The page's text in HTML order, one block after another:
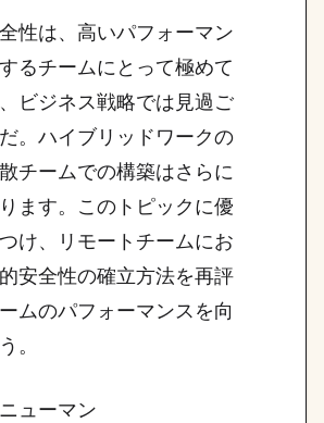
性は、高いパフォーマン
るチームにとって極めて
ビジネス戦略では見過ご
。ハイブリッドワークの
チームでの構築はさらに
ます。このトピックに優
け、リモートチームにお
安全性の確立方法を再評
ムのパフォーマンスを向
。
ューマン